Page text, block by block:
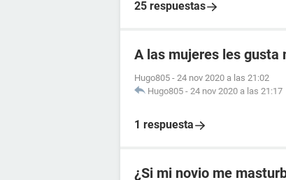
25 respuestas
A las mujeres les gusta
Hugo805 - 24 nov 2020 a las 21:02
Hugo805 - 24 nov 2020 a las 21:17
1 respuesta
¿Si mi novio me